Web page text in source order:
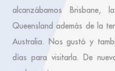
alcanzábamos
Queensland además de la
Australia. Nos gustó y
días para visitarla. De